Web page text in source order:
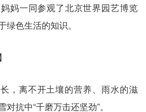
妈一同参观了北京世界园艺博览
绿色生活的知识。
，离不开土壤的营养、雨水的滋
抗中“千磨万击还坚劲”。